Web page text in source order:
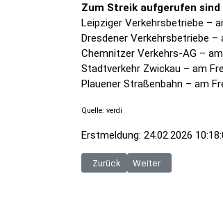
Zum Streik aufgerufen
Leipziger Verkehrsbetriebe –
Dresdener Verkehrsbetriebe –
Chemnitzer Verkehrs-AG –
Stadtverkehr Zwickau – am
Plauener Straßenbahn – am
Quelle: verdi
Erstmeldung: 24.02.2026
Vorheriger Beitrag: Der Frühling
Zurück Nächster Beitrag:
Weiter